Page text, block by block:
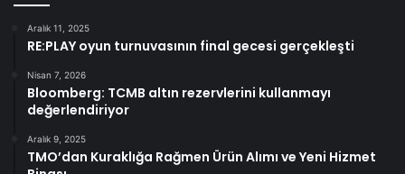
Aralık 11, 2025
RE:PLAY oyun turnuvasının final gecesi gerçekleşti
Nisan 7, 2026
Bloomberg: TCMB altın rezervlerini kullanmayı
değerlendiriyor
Aralık 9, 2025
TMO’dan Kuraklığa Rağmen Ürün Alımı ve Yeni Hizmet